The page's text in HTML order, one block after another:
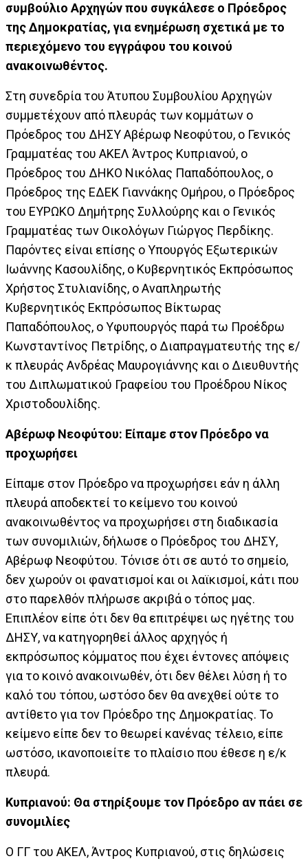
συμβούλιο Αρχηγών που συγκάλεσε ο Πρόεδρος
της Δημοκρατίας, για ενημέρωση σχετικά με το
περιεχόμενο του εγγράφου του κοινού
ανακοινωθέντος.
Στη συνεδρία του Άτυπου Συμβουλίου Αρχηγών
συμμετέχουν από πλευράς των κομμάτων ο
Πρόεδρος του ΔΗΣΥ Αβέρωφ Νεοφύτου, ο Γενικός
Γραμματέας του ΑΚΕΛ Άντρος Κυπριανού, ο
Πρόεδρος του ΔΗΚΟ Νικόλας Παπαδόπουλος, ο
Πρόεδρος της ΕΔΕΚ Γιαννάκης Ομήρου, ο Πρόεδρος
του ΕΥΡΩΚΟ Δημήτρης Συλλούρης και ο Γενικός
Γραμματέας των Οικολόγων Γιώργος Περδίκης.
Παρόντες είναι επίσης ο Υπουργός Εξωτερικών
Ιωάννης Κασουλίδης, ο Κυβερνητικός Εκπρόσωπος
Χρήστος Στυλιανίδης, ο Αναπληρωτής
Κυβερνητικός Εκπρόσωπος Βίκτωρας
Παπαδόπουλος, ο Υφυπουργός παρά τω Προέδρω
Κωνσταντίνος Πετρίδης, ο Διαπραγματευτής της ε/
κ πλευράς Ανδρέας Μαυρογιάννης και ο Διευθυντής
του Διπλωματικού Γραφείου του Προέδρου Νίκος
Χριστοδουλίδης.
Αβέρωφ Νεοφύτου: Είπαμε στον Πρόεδρο να
προχωρήσει
Είπαμε στον Πρόεδρο να προχωρήσει εάν η άλλη
πλευρά αποδεκτεί το κείμενο του κοινού
ανακοινωθέντος να προχωρήσει στη διαδικασία
των συνομιλιών, δήλωσε ο Πρόεδρος του ΔΗΣΥ,
Αβέρωφ Νεοφύτου. Τόνισε ότι σε αυτό το σημείο,
δεν χωρούν οι φανατισμοί και οι λαϊκισμοί, κάτι που
στο παρελθόν πλήρωσε ακριβά ο τόπος μας.
Επιπλέον είπε ότι δεν θα επιτρέψει ως ηγέτης του
ΔΗΣΥ, να κατηγορηθεί άλλος αρχηγός ή
εκπρόσωπος κόμματος που έχει έντονες απόψεις
για το κοινό ανακοινωθέν, ότι δεν θέλει λύση ή το
καλό του τόπου, ωστόσο δεν θα ανεχθεί ούτε το
αντίθετο για τον Πρόεδρο της Δημοκρατίας. Το
κείμενο είπε δεν το θεωρεί κανένας τέλειο, είπε
ωστόσο, ικανοποιείτε το πλαίσιο που έθεσε η ε/κ
πλευρά.
Κυπριανού: Θα στηρίξουμε τον Πρόεδρο αν πάει σε
συνομιλίες
Ο ΓΓ του ΑΚΕΛ, Άντρος Κυπριανού, στις δηλώσεις